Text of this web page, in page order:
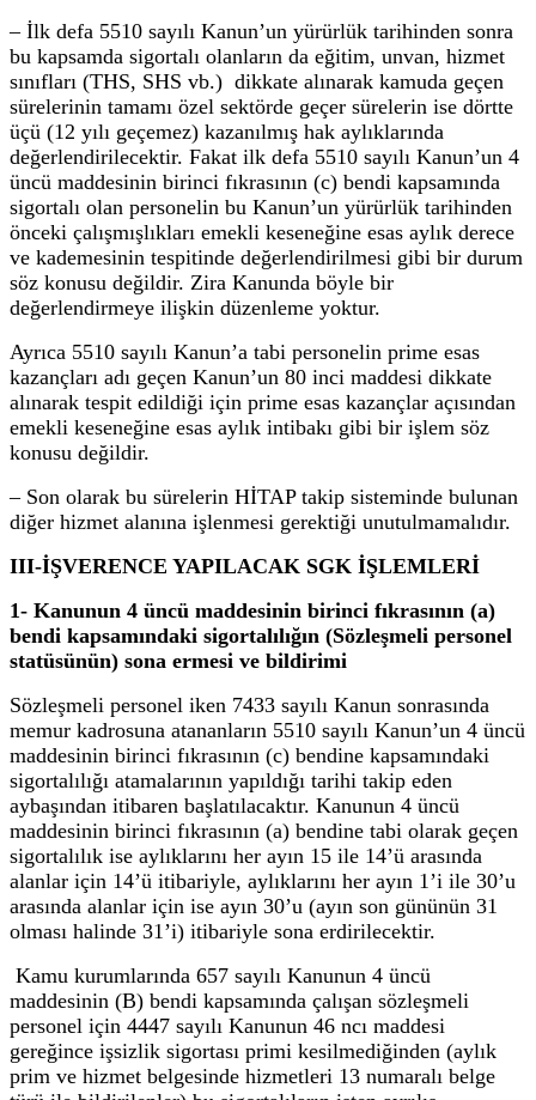
– İlk defa 5510 sayılı Kanun’un yürürlük tarihinden sonra
bu kapsamda sigortalı olanların da eğitim, unvan, hizmet
sınıfları (THS, SHS vb.) dikkate alınarak kamuda geçen
sürelerinin tamamı özel sektörde geçer sürelerin ise dörtte
üçü (12 yılı geçemez) kazanılmış hak aylıklarında
değerlendirilecektir. Fakat ilk defa 5510 sayılı Kanun’un 4
üncü maddesinin birinci fıkrasının (c) bendi kapsamında
sigortalı olan personelin bu Kanun’un yürürlük tarihinden
önceki çalışmışlıkları emekli keseneğine esas aylık derece
ve kademesinin tespitinde değerlendirilmesi gibi bir durum
söz konusu değildir. Zira Kanunda böyle bir
değerlendirmeye ilişkin düzenleme yoktur.
Ayrıca 5510 sayılı Kanun’a tabi personelin prime esas
kazançları adı geçen Kanun’un 80 inci maddesi dikkate
alınarak tespit edildiği için prime esas kazançlar açısından
emekli keseneğine esas aylık intibakı gibi bir işlem söz
konusu değildir.
– Son olarak bu sürelerin HİTAP takip sisteminde bulunan
diğer hizmet alanına işlenmesi gerektiği unutulmamalıdır.
III-İŞVERENCE YAPILACAK SGK İŞLEMLERİ
1- Kanunun 4 üncü maddesinin birinci fıkrasının (a)
bendi kapsamındaki sigortalılığın (Sözleşmeli personel
statüsünün) sona ermesi ve bildirimi
Sözleşmeli personel iken 7433 sayılı Kanun sonrasında
memur kadrosuna atananların 5510 sayılı Kanun’un 4 üncü
maddesinin birinci fıkrasının (c) bendine kapsamındaki
sigortalılığı atamalarının yapıldığı tarihi takip eden
aybaşından itibaren başlatılacaktır. Kanunun 4 üncü
maddesinin birinci fıkrasının (a) bendine tabi olarak geçen
sigortalılık ise aylıklarını her ayın 15 ile 14’ü arasında
alanlar için 14’ü itibariyle, aylıklarını her ayın 1’i ile 30’u
arasında alanlar için ise ayın 30’u (ayın son gününün 31
olması halinde 31’i) itibariyle sona erdirilecektir.
Kamu kurumlarında 657 sayılı Kanunun 4 üncü
maddesinin (B) bendi kapsamında çalışan sözleşmeli
personel için 4447 sayılı Kanunun 46 ncı maddesi
gereğince işsizlik sigortası primi kesilmediğinden (aylık
prim ve hizmet belgesinde hizmetleri 13 numaralı belge